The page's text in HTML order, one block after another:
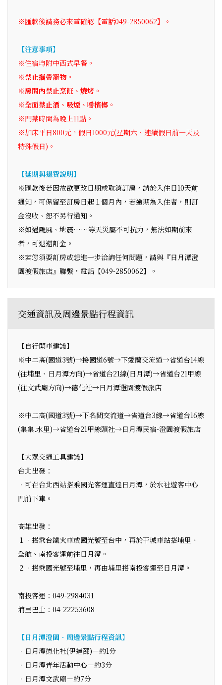
※匯款後請務必來電確認【電話049-2850062】。
【注意事項】
※住宿均附中西式早餐。
※禁止攜帶寵物。
※房間內禁止烹飪、燒烤。
※全面禁止酒、吸煙、嚼檳榔。
※門禁時間為晚上11點。
※加床平日800元，假日1000元(星期六、連續假日前一天及
特殊假日)。
【延期與退費說明】
※匯款後若因故欲更改日期或取消訂房，請於入住日10天前
通知，可保留至訂房日起１個月內，若逾期為入住者，則訂
金沒收、恕不另行通知。
※如遇颱風、地震……等天災屬不可抗力，無法如期前來
者，可退還訂金。
※若您須要訂房或想進一步洽詢任何問題，請與『日月潭澄
園渡假旅店』聯繫，電話【049-2850062】。
交通資訊及周邊景點行程資訊
【自行開車建議】
※中二高(國道3號)→接國道6號→下愛蘭交流道→省道台14線
(往埔里、日月潭方向)→省道台21線(日月潭)→省道台21甲線
(往文武廟方向)→德化社→日月潭澄園渡假旅店
※中二高(國道3號)→下名間交流道→省道台3線→省道台16線
(集集.水里)→省道台21甲線頭社→日月潭民宿-澄園渡假旅店
【大眾交通工具建議】
台北出發：
．可在台北西站搭乘國光客運直達日月潭，於水社遊客中心
門前下車。
高雄出發：
１．搭乘台鐵火車或國光號至台中，再於干城車站搭埔里、
全航、南投客運前往日月潭。
２．搭乘國光號至埔里，再由埔里搭南投客運至日月潭。
南投客運：049-2984031
埔里巴士：04-22253608
【日月潭澄園．周邊景點行程資訊】
．日月潭德化社(伊達邵)－約1分
．日月潭青年活動中心－約3分
．日月潭文武廟－約7分